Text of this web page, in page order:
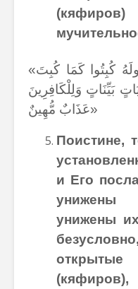
«إِنَّ الَّذِينَ يُحَادُّونَ اللَّهَ وَرَسُولَهُ كُبِتُوا كَمَا كُبِتَ
بَيِّنَاتٍ وَلِلْكَافِرِينَ
عَذَابٌ مُّهِينٌ»
Поистине,
и Его
унижены
унижены